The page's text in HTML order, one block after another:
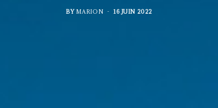
BY MARION 16 JUIN 2022